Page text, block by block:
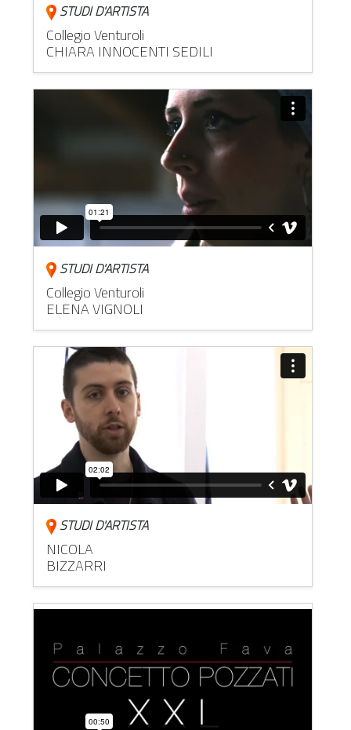
STUDI D'ARTISTA
Collegio Venturoli
CHIARA INNOCENTI SEDILI
STUDI D'ARTISTA
Collegio Venturoli
ELENA VIGNOLI
STUDI D'ARTISTA
NICOLA
BIZZARRI